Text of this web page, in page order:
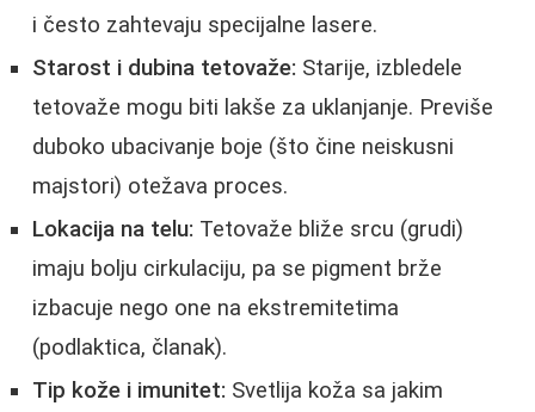
i često zahtevaju specijalne lasere.
Starost i dubina tetovaže: Starije, izbledele
tetovaže mogu biti lakše za uklanjanje. Previše
duboko ubacivanje boje (što čine neiskusni
majstori) otežava proces.
Lokacija na telu: Tetovaže bliže srcu (grudi)
imaju bolju cirkulaciju, pa se pigment brže
izbacuje nego one na ekstremitetima
(podlaktica, članak).
Tip kože i imunitet: Svetlija koža sa jakim